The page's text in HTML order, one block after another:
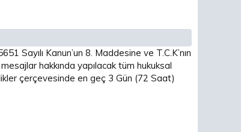
Sayılı Kanun’un 8. Maddesine ve T.C.K’nın
hakkında yapılacak tüm hukuksal
çerçevesinde en geç 3 Gün (72 Saat)